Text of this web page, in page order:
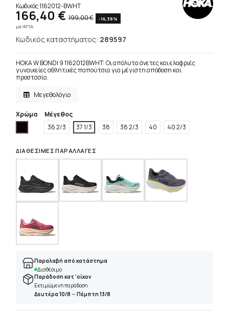
Κωδικός1162012-BWHT
166,40 € 199,00 €
-16,38%
με ΦΠΑ
Κωδικός καταστήματος: 289597
HOKA W BONDI 9 1162012BWHT: Οι απόλυτα άνετες και ελαφριές
γυναικείες αθλητικές παπούτσια για μέγιστη απόδοση και
προστασία.
Μεγεθολόγιο
Χρώμα
Μέγεθος
36 2/3
37 1/3 38 38 2/3 40 40 2/3
ΔΙΑΘΈΣΙΜΕΣ ΠΑΡΑΛΛΑΓΈΣ
Παραλαβή από κατάστημα
Διαθέσιμο
Παράδοση κατ 'οίκον
Εκτιμώμενη παράδοση
Δευτέρα 10/8 —Πέμπτη 13/8